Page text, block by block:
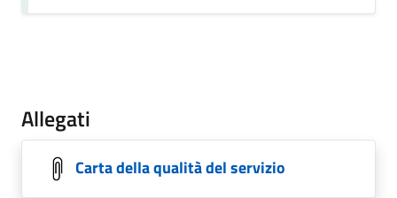
Allegati
Carta della qualità del servizio